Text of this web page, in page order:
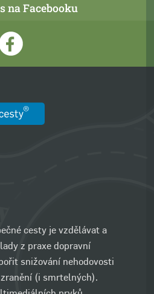
na Facebooku
cesty je vzdělávat a
z praxe dopravní
snižování nehodovosti
(i smrtelných).